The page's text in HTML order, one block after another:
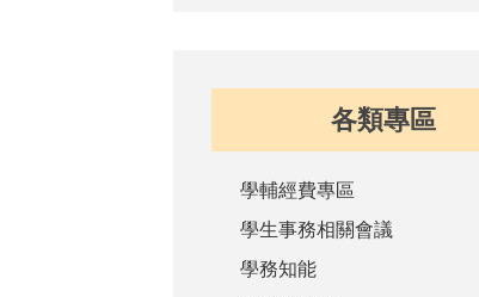
各類專區
學輔經費專區
學生事務相關會議
學務知能